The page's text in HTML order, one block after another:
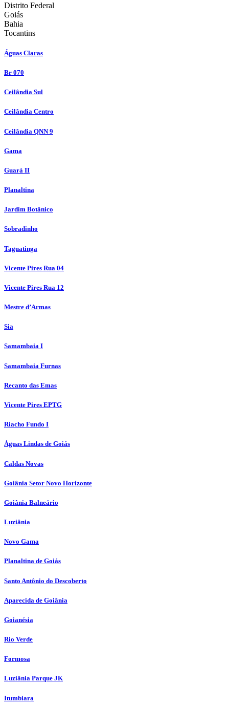
Distrito Federal
Goiás
Bahia
Tocantins
Águas Claras
Br 070
Ceilândia Sul
Ceilândia Centro
Ceilândia QNN 9
Gama
Guará II
Planaltina
Jardim Botânico
Sobradinho
Taguatinga
Vicente Pires Rua 04
Vicente Pires Rua 12
Mestre d’Armas
Sia
Samambaia I
Samambaia Furnas
Recanto das Emas
Vicente Pires EPTG
Riacho Fundo I
Águas Lindas de Goiás
Caldas Novas
Goiânia Setor Novo Horizonte
Goiânia Balneário
Luziânia
Novo Gama
Planaltina de Goiás
Santo Antônio do Descoberto
Aparecida de Goiânia
Goianésia
Rio Verde
Formosa
Luziânia Parque JK
Itumbiara